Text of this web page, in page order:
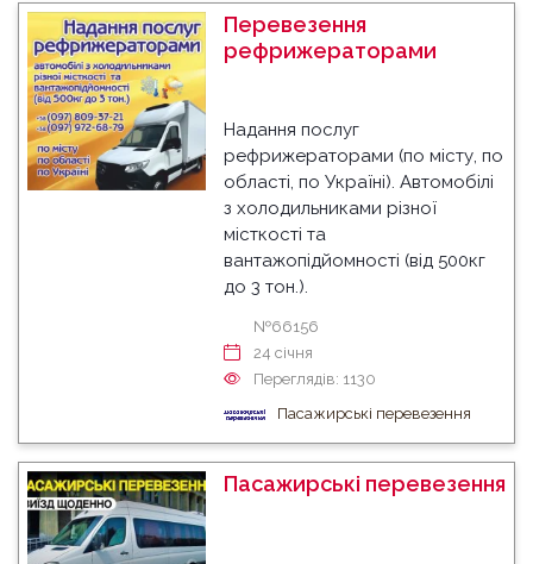
Перевезення
рефрижераторами
Надання послуг
рефрижераторами (по місту, по
області, по Україні). Автомобілі
з холодильниками різної
місткості та
вантажопідйомності (від 500кг
до 3 тон.).
№66156
24 cічня
Переглядів: 1130
Пасажирські перевезення
Пасажирські перевезення